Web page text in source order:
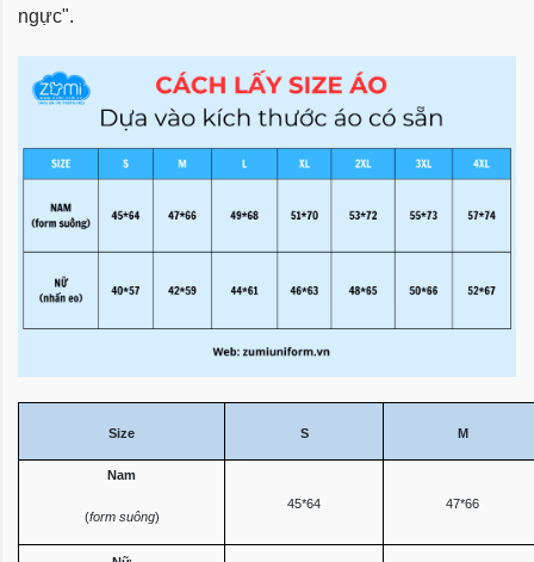
ngực".
Size S M
Nam
45*64
47*66
(form suông)